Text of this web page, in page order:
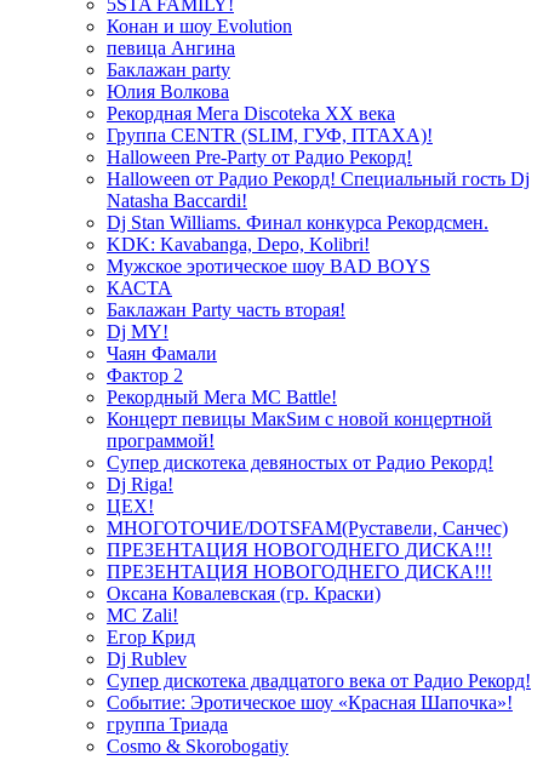
5STA FAMILY!
Конан и шоу Evolution
певица Ангина
Баклажан party
Юлия Волкова
Рекордная Мега Discoteka XX века
Группа CENTR (SLIM, ГУФ, ПТАХА)!
Halloween Pre-Party от Радио Рекорд!
Halloween от Радио Рекорд! Специальный гость Dj
Natasha Baccardi!
Dj Stan Williams. Финал конкурса Рекордсмен.
KDK: Kavabanga, Depo, Kolibri!
Мужское эротическое шоу BAD BOYS
КАСТА
Баклажан Party часть вторая!
Dj MY!
Чаян Фамали
Фактор 2
Рекордный Мега МС Battle!
Концерт певицы МакSим с новой концертной
программой!
Супер дискотека девяностых от Радио Рекорд!
Dj Riga!
ЦЕХ!
МНОГОТОЧИЕ/DOTSFAM(Руставели, Санчес)
ПРЕЗЕНТАЦИЯ НОВОГОДНЕГО ДИСКА!!!
ПРЕЗЕНТАЦИЯ НОВОГОДНЕГО ДИСКА!!!
Оксана Ковалевская (гр. Краски)
MC Zali!
Егор Крид
Dj Rublev
Супер дискотека двадцатого века от Радио Рекорд!
Событие: Эротическое шоу «Красная Шапочка»!
группа Триада
Cosmo & Skorobogatiy